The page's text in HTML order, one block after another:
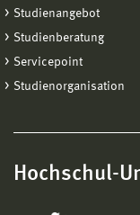
Studienangebot
Studienberatung
Servicepoint
Studienorganisation
Hochschul-